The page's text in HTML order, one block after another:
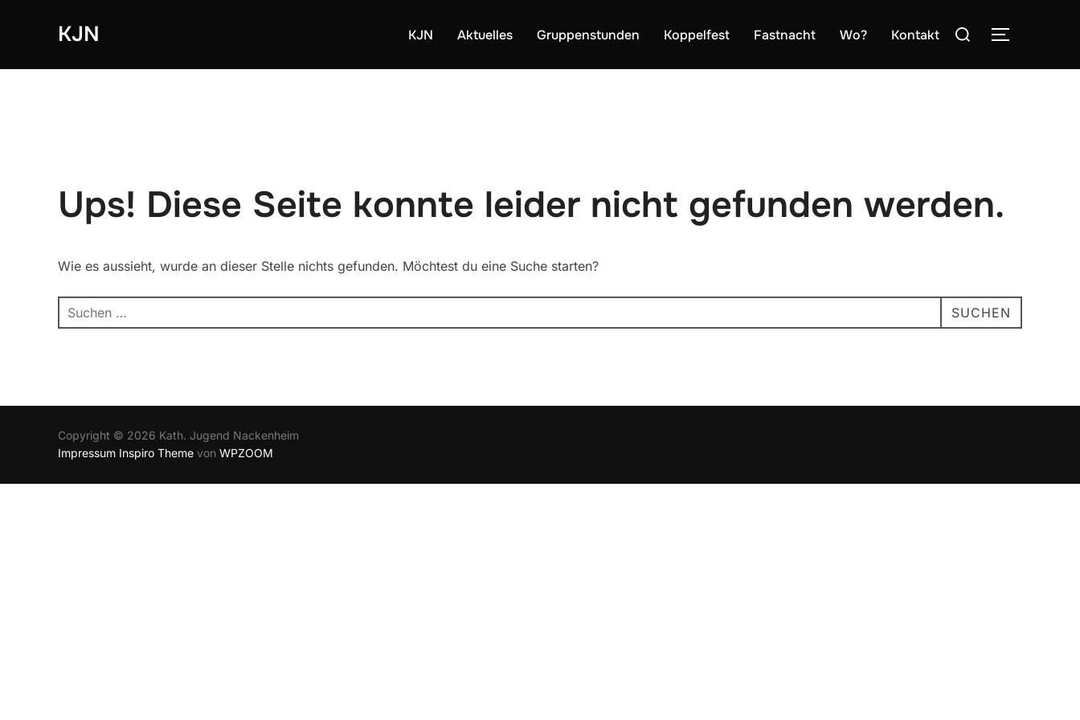
KJN KJN Aktuelles Gruppenstunden Koppelfest Fastnacht Wo? Kontakt
Suchen
Ups! Diese Seite konnte leider nicht gefunden werden.
Wie es aussieht, wurde an dieser Stelle nichts gefunden. Möchtest du eine Suche starten?
Suchen
nach:
SUCHEN
Copyright © 2026 Kath. Jugend Nackenheim
Impressum Inspiro Theme von WPZOOM